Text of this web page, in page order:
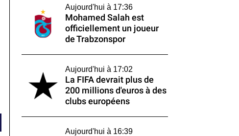
Aujourd'hui à 17:36
Mohamed Salah est
officiellement un joueur
de Trabzonspor
Aujourd'hui à 17:02
La FIFA devrait plus de
200 millions d'euros à des
clubs européens
Aujourd'hui à 16:39